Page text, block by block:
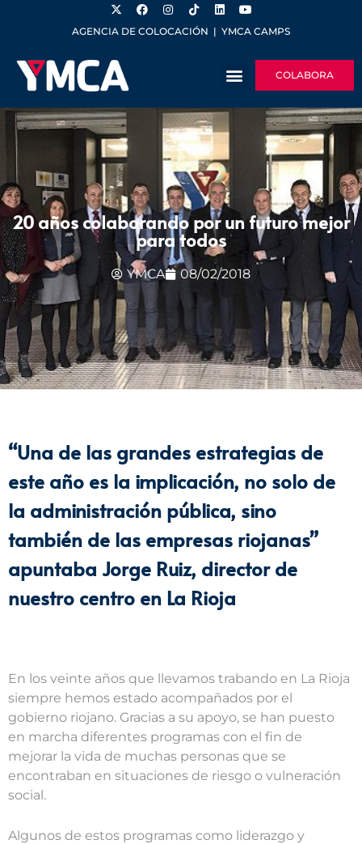
AGENCIA DE COLOCACIÓN | YMCA CAMPS
COLABORA
20 años colaborando por un futuro mejor
para todos
YMCA 08/02/2018
“Una de las grandes estrategias de
este año es la implicación, no solo de
la administración pública, sino
también de las empresas riojanas”
apuntaba Jorge Ruiz, director de
nuestro centro en La Rioja
En los veinte años que llevamos trabando en La Rioja
siempre hemos estado acompañados por el
gobierno riojano. Gracias a su apoyo, se han puesto
en marcha diferentes programas con el fin de
mejorar la vida de muchas personas que se
encontraban en situaciones de riesgo o vulneración
social.
Algunos de estos programas como liderazgo y